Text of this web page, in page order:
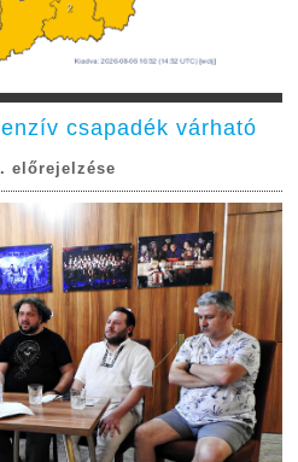
csapadék várható
előrejelzése